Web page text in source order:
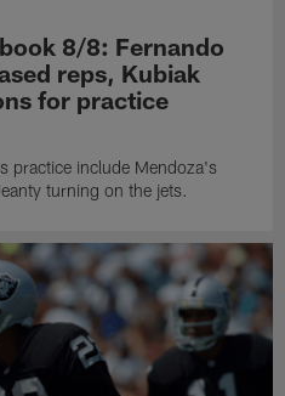
8/8: Fernando
reps, Kubiak
for practice
practice include Mendoza's
turning on the jets.